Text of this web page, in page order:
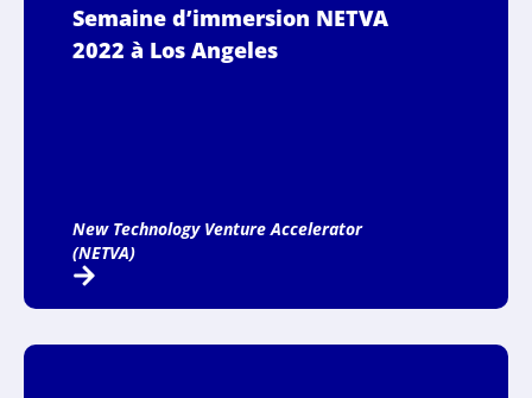
Semaine d’immersion NETVA
2022 à Los Angeles
New Technology Venture Accelerator
(NETVA)